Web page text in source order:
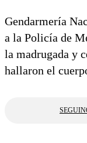
Gendarmería
a la Policía de
la madrugada y
hallaron el